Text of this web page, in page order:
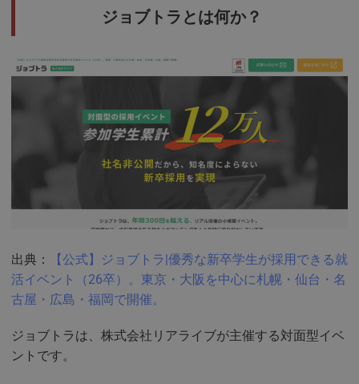
ジョブトラとは何か？
出典：
【公式】ジョブトラ|優秀な新卒学生が採用できる就
活イベント（26卒）。東京・大阪を中心に札幌・仙台・名
古屋・広島・福岡で開催。
ジョブトラは、株式会社リアライブが主催する対面型イベ
ントです。